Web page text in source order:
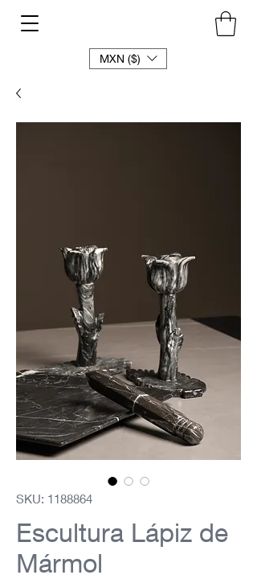
MXN ($)
SKU: 1188864
Escultura Lápiz de
Mármol